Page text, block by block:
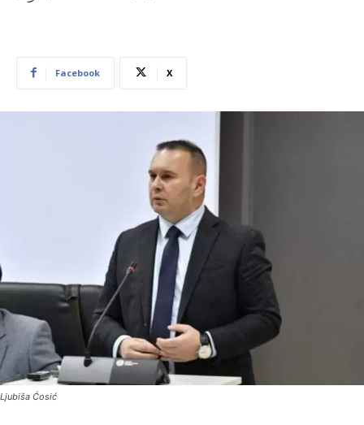
Facebook X
Ljubiša Ćosić